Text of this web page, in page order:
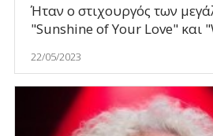
Ήταν ο στιχουργός των
"Sunshine of Your Love" και
22/05/2023